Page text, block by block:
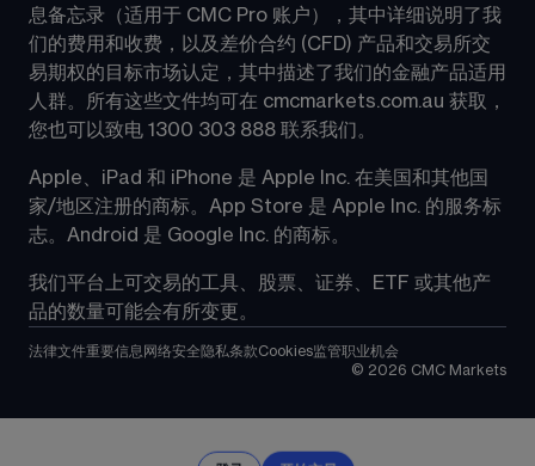
息备忘录（适用于 CMC Pro 账户），其中详细说明了我
们的费用和收费，以及差价合约 (CFD) 产品和交易所交
易期权的目标市场认定，其中描述了我们的金融产品适用
人群。所有这些文件均可在 cmcmarkets.com.au 获取，
您也可以致电 1300 303 888 联系我们。
Apple、iPad 和 iPhone 是 Apple Inc. 在美国和其他国
家/地区注册的商标。App Store 是 Apple Inc. 的服务标
志。Android 是 Google Inc. 的商标。
我们平台上可交易的工具、股票、证券、ETF 或其他产
品的数量可能会有所变更。
法律文件重要信息 网络安全 隐私条款Cookies监管职业机会
© 2026 CMC Markets